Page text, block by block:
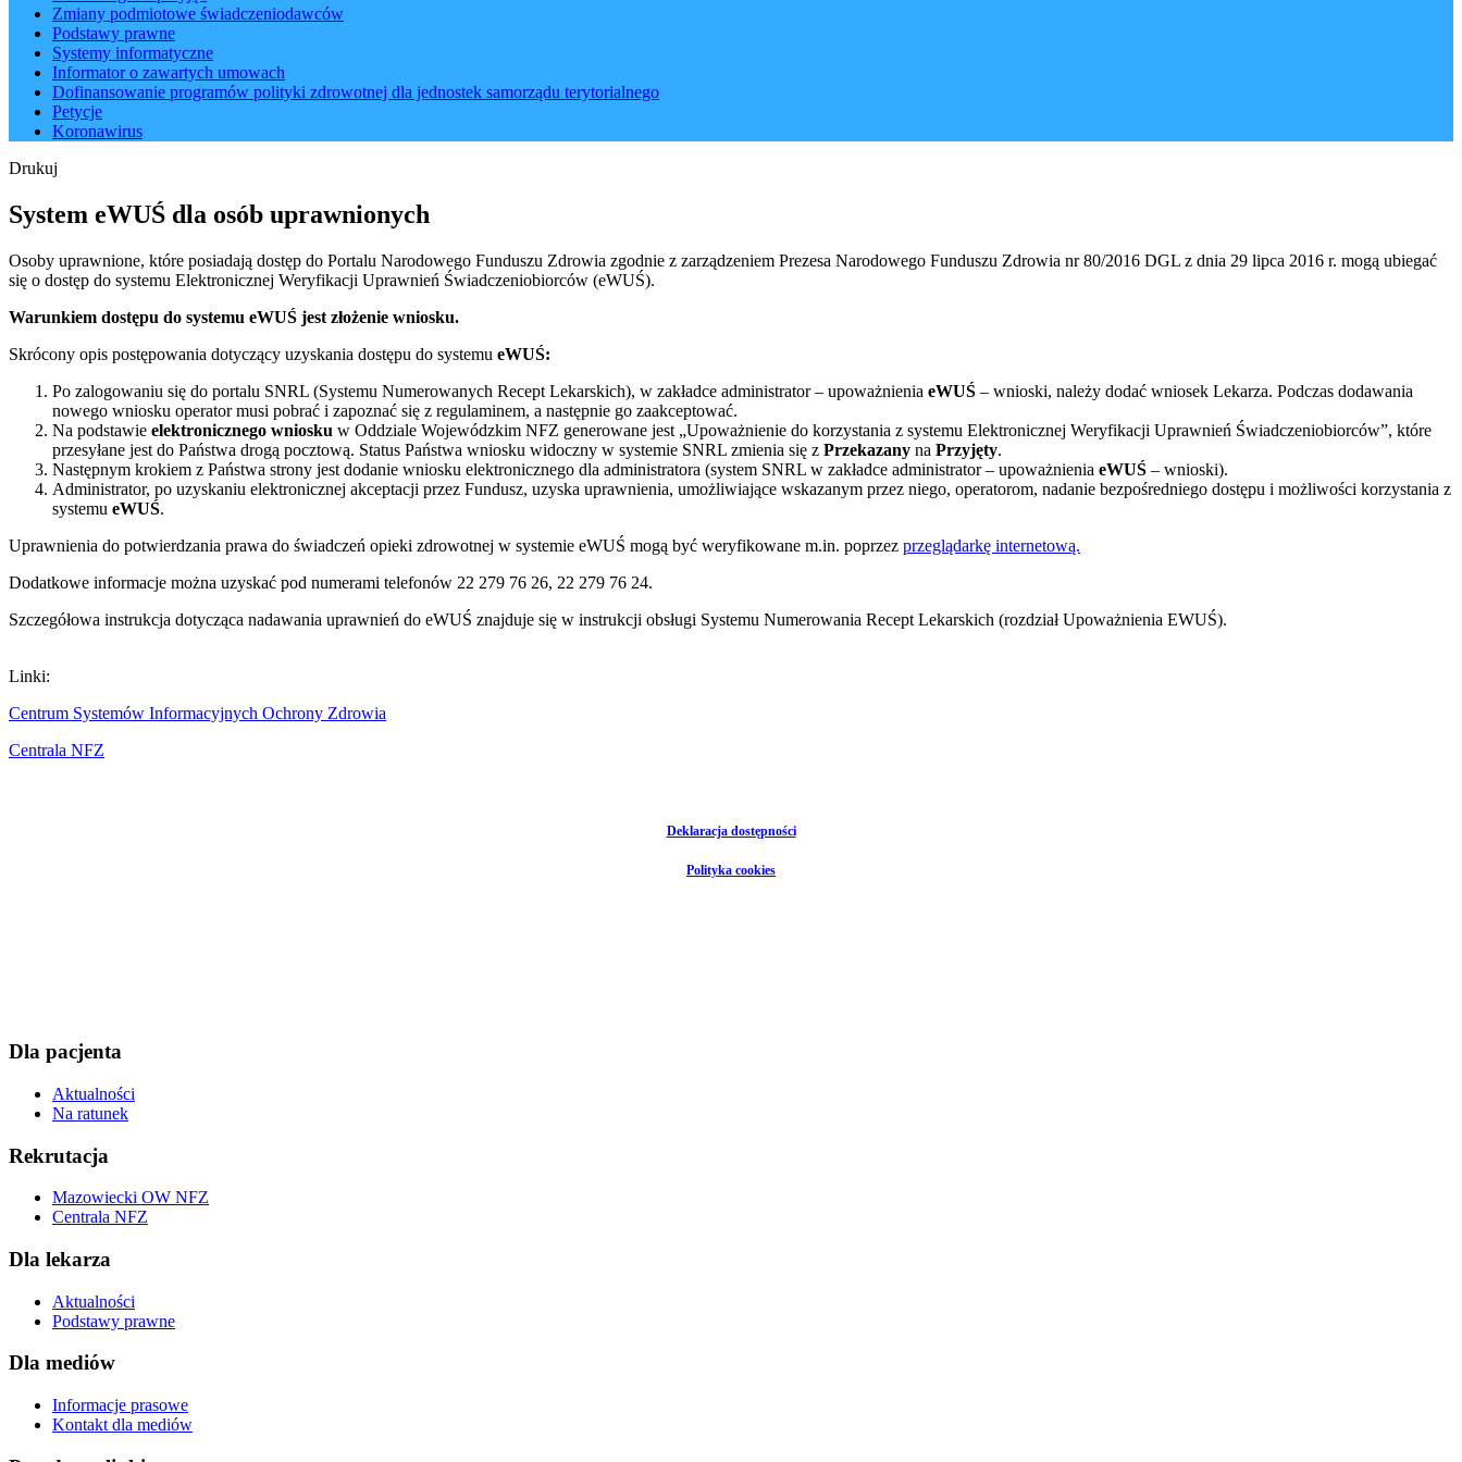
Zmiany podmiotowe świadczeniodawców
Podstawy prawne
Systemy informatyczne
Informator o zawartych umowach
Dofinansowanie programów polityki zdrowotnej dla jednostek samorządu terytorialnego
Petycje
Koronawirus
Drukuj
System eWUŚ dla osób uprawnionych
Osoby uprawnione, które posiadają dostęp do Portalu Narodowego Funduszu Zdrowia zgodnie z zarządzeniem Prezesa Narodowego Funduszu Zdrowia nr 80/2016 DGL z dnia 29 lipca 2016 r. mogą ubiegać
się o dostęp do systemu Elektronicznej Weryfikacji Uprawnień Świadczeniobiorców (eWUŚ).
Warunkiem dostępu do systemu eWUŚ jest złożenie wniosku.
Skrócony opis postępowania dotyczący uzyskania dostępu do systemu eWUŚ:
Po zalogowaniu się do portalu SNRL (Systemu Numerowanych Recept Lekarskich), w zakładce administrator – upoważnienia eWUŚ – wnioski, należy dodać wniosek Lekarza. Podczas dodawania
nowego wniosku operator musi pobrać i zapoznać się z regulaminem, a następnie go zaakceptować.
Na podstawie elektronicznego wniosku w Oddziale Wojewódzkim NFZ generowane jest „Upoważnienie do korzystania z systemu Elektronicznej Weryfikacji Uprawnień Świadczeniobiorców”, które
przesyłane jest do Państwa drogą pocztową. Status Państwa wniosku widoczny w systemie SNRL zmienia się z Przekazany na Przyjęty.
Następnym krokiem z Państwa strony jest dodanie wniosku elektronicznego dla administratora (system SNRL w zakładce administrator – upoważnienia eWUŚ – wnioski).
Administrator, po uzyskaniu elektronicznej akceptacji przez Fundusz, uzyska uprawnienia, umożliwiające wskazanym przez niego, operatorom, nadanie bezpośredniego dostępu i możliwości korzystania z
systemu eWUŚ.
Uprawnienia do potwierdzania prawa do świadczeń opieki zdrowotnej w systemie eWUŚ mogą być weryfikowane m.in. poprzez przeglądarkę internetową.
Dodatkowe informacje można uzyskać pod numerami telefonów 22 279 76 26, 22 279 76 24.
Szczegółowa instrukcja dotycząca nadawania uprawnień do eWUŚ znajduje się w instrukcji obsługi Systemu Numerowania Recept Lekarskich (rozdział Upoważnienia EWUŚ).
Linki:
Centrum Systemów Informacyjnych Ochrony Zdrowia
Centrala NFZ
Deklaracja dostępności
Polityka cookies
Dla pacjenta
Aktualności
Na ratunek
Rekrutacja
Mazowiecki OW NFZ
Centrala NFZ
Dla lekarza
Aktualności
Podstawy prawne
Dla mediów
Informacje prasowe
Kontakt dla mediów